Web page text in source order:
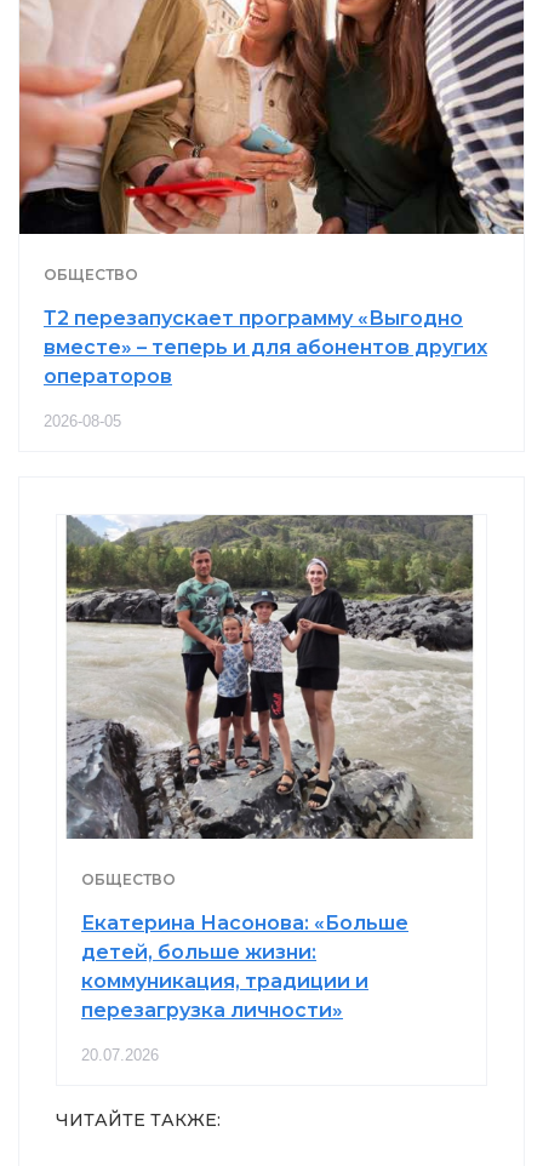
ОБЩЕСТВО
Т2 перезапускает программу «Выгодно
вместе» – теперь и для абонентов других
операторов
2026-08-05
ОБЩЕСТВО
Екатерина Насонова: «Больше
детей, больше жизни:
коммуникация, традиции и
перезагрузка личности»
20.07.2026
ЧИТАЙТЕ ТАКЖЕ: